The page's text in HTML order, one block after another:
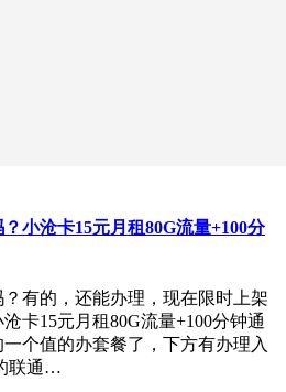
小沧卡15元月租80G流量+100分
有的，还能办理，现在限时上架
卡15元月租80G流量+100分钟通
个值的办套餐了，下方有办理入
联通…